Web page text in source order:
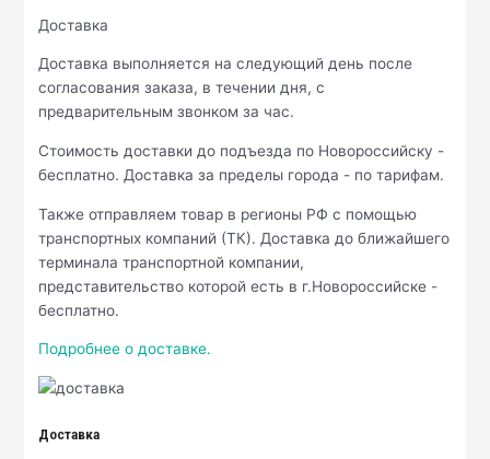
Доставка
Доставка выполняется на следующий день после
согласования заказа, в течении дня, с
предварительным звонком за час.
Стоимость доставки до подъезда по Новороссийску -
бесплатно. Доставка за пределы города - по тарифам.
Также отправляем товар в регионы РФ с помощью
транспортных компаний (ТК). Доставка до ближайшего
терминала транспортной компании,
представительство которой есть в г.Новороссийске -
бесплатно.
Подробнее о доставке.
Доставка